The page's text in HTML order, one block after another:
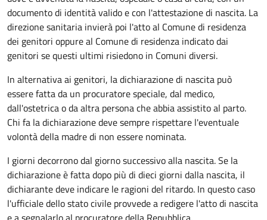
documento di identità valido e con l'attestazione di nascita. La
direzione sanitaria invierà poi l'atto al Comune di residenza
dei genitori oppure al Comune di residenza indicato dai
genitori se questi ultimi risiedono in Comuni diversi.
In alternativa ai genitori, la dichiarazione di nascita può
essere fatta da un procuratore speciale, dal medico,
dall'ostetrica o da altra persona che abbia assistito al parto.
Chi fa la dichiarazione deve sempre rispettare l'eventuale
volontà della madre di non essere nominata.
I giorni decorrono dal giorno successivo alla nascita. Se la
dichiarazione è fatta dopo più di dieci giorni dalla nascita, il
dichiarante deve indicare le ragioni del ritardo. In questo caso
l'ufficiale dello stato civile provvede a redigere l'atto di nascita